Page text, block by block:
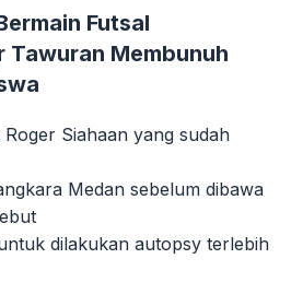
Futsal
Tawuran Membunuh
Siahaan yang sudah
Medan sebelum dibawa
dilakukan autopsy terlebih